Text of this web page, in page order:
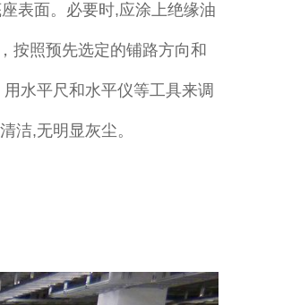
表面。必要时,应涂上绝缘油
按照预先选定的铺路方向和
水平尺和水平仪等工具来调
洁,无明显灰尘。